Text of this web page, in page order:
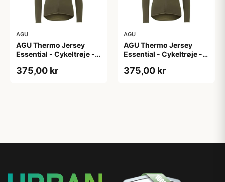
AGU
AGU Thermo Jersey
Essential - Cykeltrøje -
XL
375,00 kr
AGU
AGU Thermo Jersey
Essential - Cykeltrøje -
XXL
375,00 kr